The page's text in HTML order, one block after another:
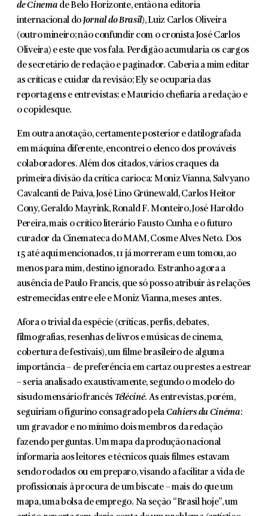
de Cinema de Belo Horizonte, então na editoria
internacional do Jornal do Brasil), Luiz Carlos Oliveira
(outro mineiro; não confundir com o cronista José Carlos
Oliveira) e este que vos fala. Perdigão acumularia os car­gos
de secretário de redação e paginador. Caberia a mim editar
as críticas e cuidar da revisão; Ely se ocuparia das
reportagens e entrevistas; e Mauricio chefiaria a redação e
o copidesque.
Em outra anotação, certamente posterior e datilografada
em máquina diferente, encontrei o elenco dos prováveis
colaboradores. Além dos citados, vários craques da
primeira divisão da crítica carioca: Moniz Vianna, Salvyano
Cavalcanti de Paiva, José Lino Grünewald, Carlos Heitor
Cony, Geraldo Mayrink, Ronald F. Monteiro, José Haroldo
Pereira, mais o crítico literário Fausto Cunha e o futuro
curador da Cinemateca do MAM, Cosme Alves Neto. Dos
15 até aqui mencionados, 11 já morreram e um tomou, ao
menos para mim, destino ignorado. Estranho agora a
ausência de Paulo Francis, que só posso atribuir às relações
estremecidas entre ele e Moniz Vianna, meses antes.
Afora o trivial da espécie (críticas, perfis, debates,
filmografias, resenhas de livros e músicas de cinema,
cobertura de festivais), um filme brasileiro de alguma
importância – de preferência em cartaz ou prestes a estrear
– seria ana­lisado exaustivamente, segundo o modelo do
sisudo mensário francês Téléciné. As entrevistas, porém,
seguiriam o figurino consagrado pela Cahiers du Cinéma:
um gravador e no mínimo dois membros da redação
fazendo perguntas. Um mapa da produção nacional
informaria aos leitores e técnicos quais filmes estavam
sendo rodados ou em preparo, visando a facilitar a vida de
profissio­nais à procura de um biscate – mais do que um
mapa, uma bolsa de emprego. Na seção “Brasil hoje”, um